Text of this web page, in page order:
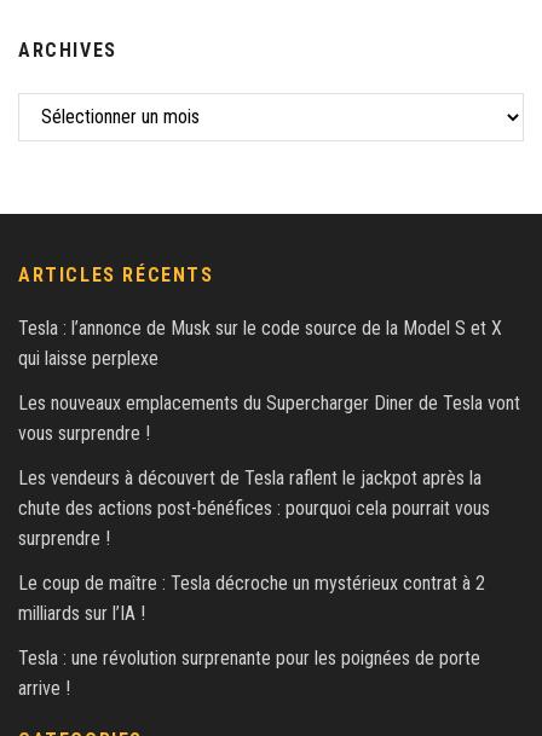
ARCHIVES
ARTICLES RÉCENTS
Tesla : l’annonce de Musk sur le code source de la Model S et X
qui laisse perplexe
Les nouveaux emplacements du Supercharger Diner de Tesla vont
vous surprendre !
Les vendeurs à découvert de Tesla raflent le jackpot après la
chute des actions post-bénéfices : pourquoi cela pourrait vous
surprendre !
Le coup de maître : Tesla décroche un mystérieux contrat à 2
milliards sur l’IA !
Tesla : une révolution surprenante pour les poignées de porte
arrive !